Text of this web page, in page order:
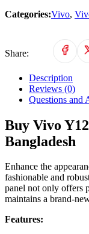
Categories:Vivo,
Share:
Description
Reviews (0)
Questions and
Buy Vivo
Bangladesh
Enhance the
fashionable and
panel not only offers
maintains a brand-
Features: